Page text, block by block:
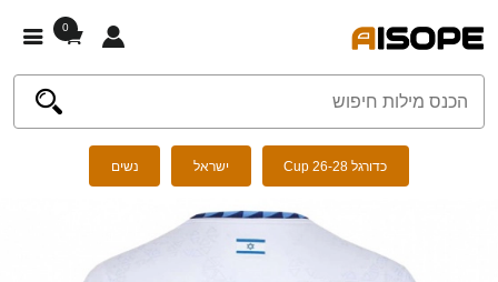
0
כדורגל Cup 26-28 ישראל נשים